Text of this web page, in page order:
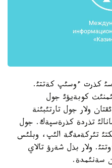
كذرت ءوسئپ كةتتئ.
كوبةيؤئ جول
ولار جول تارتئبئنة
تذردة كذرةسپةك. جول
تئركةمةگة الئپ، وبلئس
ولار بذل شةرؤ تالاي
سةنئمدة.